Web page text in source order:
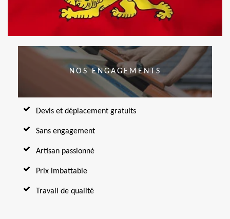
NOS ENGAGEMENTS
Devis et déplacement gratuits
Sans engagement
Artisan passionné
Prix imbattable
Travail de qualité